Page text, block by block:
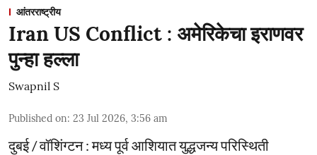
आंतरराष्ट्रीय
Iran US Conflict : अमेरिकेचा इराणवर
पुन्हा हल्ला
Swapnil S
Published on: 23 Jul 2026, 3:56 am
दुबई / वॉशिंग्टन : मध्य पूर्व आशियात युद्धजन्य परिस्थिती